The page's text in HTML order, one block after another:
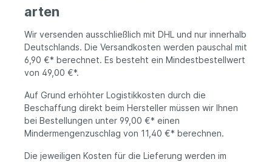
arten
Wir versenden ausschließlich mit DHL und nur innerhalb
Deutschlands. Die Versandkosten werden pauschal mit
6,90 €* berechnet. Es besteht ein Mindestbestellwert
von 49,00 €*.
Auf Grund erhöhter Logistikkosten durch die
Beschaffung direkt beim Hersteller müssen wir Ihnen
bei Bestellungen unter 99,00 €* einen
Mindermengenzuschlag von 11,40 €* be­rechnen.
Die jeweiligen Kosten für die Lieferung werden im